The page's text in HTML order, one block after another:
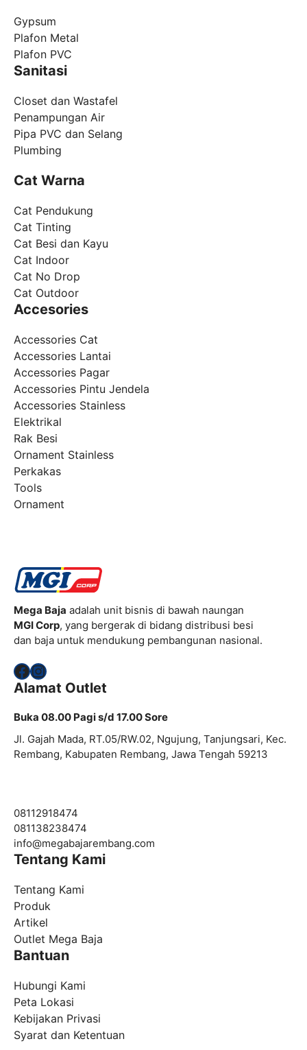
Gypsum
Plafon Metal
Plafon PVC
Sanitasi
Closet dan Wastafel
Penampungan Air
Pipa PVC dan Selang
Plumbing
Cat Warna
Cat Pendukung
Cat Tinting
Cat Besi dan Kayu
Cat Indoor
Cat No Drop
Cat Outdoor
Accesories
Accessories Cat
Accessories Lantai
Accessories Pagar
Accessories Pintu Jendela
Accessories Stainless
Elektrikal
Rak Besi
Ornament Stainless
Perkakas
Tools
Ornament
Mega Baja adalah unit bisnis di bawah naungan
MGI Corp, yang bergerak di bidang distribusi besi
dan baja untuk mendukung pembangunan nasional.
Facebook
Instagram
Alamat Outlet
Buka 08.00 Pagi s/d 17.00 Sore
Jl. Gajah Mada, RT.05/RW.02, Ngujung, Tanjungsari, Kec.
Rembang, Kabupaten Rembang, Jawa Tengah 59213
08112918474
081138238474
info@megabajarembang.com
Tentang Kami
Tentang Kami
Produk
Artikel
Outlet Mega Baja
Bantuan
Hubungi Kami
Peta Lokasi
Kebijakan Privasi
Syarat dan Ketentuan